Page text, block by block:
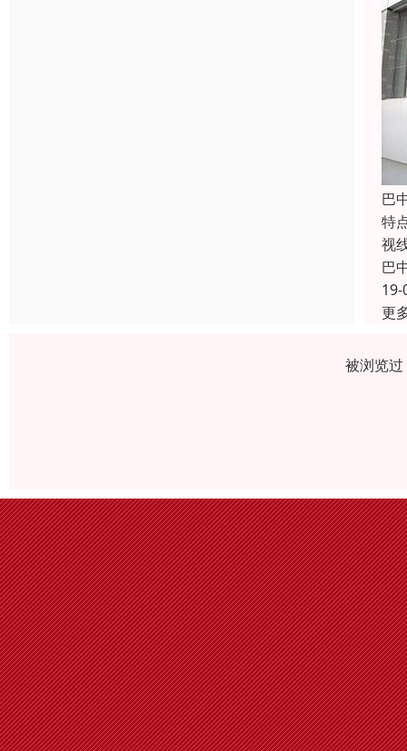
巴
特
视
巴
19-
更
被浏览